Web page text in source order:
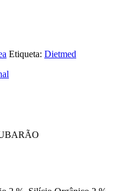
Etiqueta: Dietmed